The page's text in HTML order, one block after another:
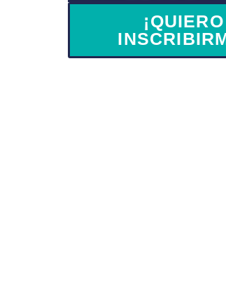
¡QUIERO